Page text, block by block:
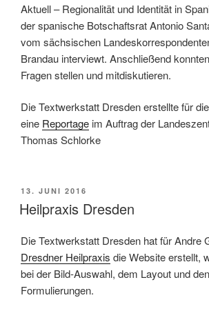
Aktuell – Regionalität und Identität in
der spanische Botschaftsrat Antonio
vom sächsischen
Brandau interviewt. Anschließend
Fragen stellen und mitdiskutieren.
Die Textwerkstatt Dresden erstellte für
eine Reportage im Auftrag der
Thomas Schlorke
VERÖFFENTLICHT
AM
13. JUNI 2016
Heilpraxis Dresden
Die Textwerkstatt Dresden hat für Andre
Dresdner Heilpraxis die Website erstellt,
bei der Bild-Auswahl, dem Layout und
Formulierungen.